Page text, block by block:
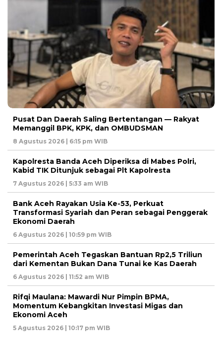
Pusat Dan Daerah Saling Bertentangan — Rakyat
Memanggil BPK, KPK, dan OMBUDSMAN
8 Agustus 2026 | 6:15 pm WIB
Kapolresta Banda Aceh Diperiksa di Mabes Polri,
Kabid TIK Ditunjuk sebagai Plt Kapolresta
7 Agustus 2026 | 5:33 am WIB
Bank Aceh Rayakan Usia Ke-53, Perkuat
Transformasi Syariah dan Peran sebagai Penggerak
Ekonomi Daerah
6 Agustus 2026 | 10:59 pm WIB
Pemerintah Aceh Tegaskan Bantuan Rp2,5 Triliun
dari Kementan Bukan Dana Tunai ke Kas Daerah
6 Agustus 2026 | 11:52 am WIB
Rifqi Maulana: Mawardi Nur Pimpin BPMA,
Momentum Kebangkitan Investasi Migas dan
Ekonomi Aceh
5 Agustus 2026 | 10:17 pm WIB